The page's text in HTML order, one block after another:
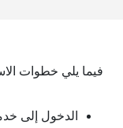
فيما يلي خطوات
الدخول إلى